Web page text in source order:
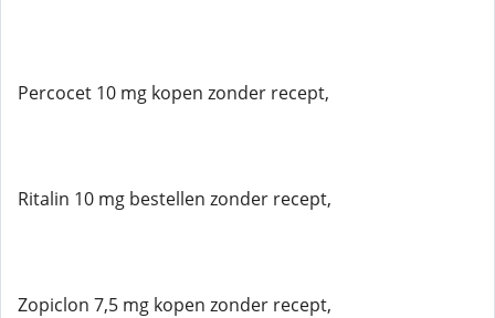
Percocet 10 mg kopen zonder recept,
Ritalin 10 mg bestellen zonder recept,
Zopiclon 7,5 mg kopen zonder recept,